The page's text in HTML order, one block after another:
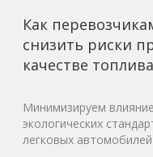
Как
снизить риски
качестве
Минимизируем
экологических
легковых